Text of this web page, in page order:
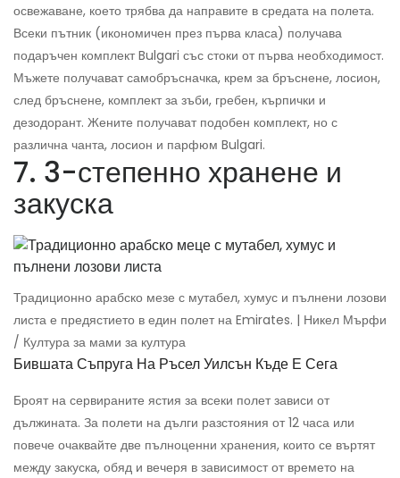
освежаване, което трябва да направите в средата на полета.
Всеки пътник (икономичен през първа класа) получава
подаръчен комплект Bulgari със стоки от първа необходимост.
Мъжете получават самобръсначка, крем за бръснене, лосион,
след бръснене, комплект за зъби, гребен, кърпички и
дезодорант. Жените получават подобен комплект, но с
различна чанта, лосион и парфюм Bulgari.
7. 3-степенно хранене и
закуска
Традиционно арабско мезе с мутабел, хумус и пълнени лозови
листа е предястието в един полет на Emirates. | Никел Мърфи
/ Култура за мами за култура
Бившата Съпруга На Ръсел Уилсън Къде Е Сега
Броят на сервираните ястия за всеки полет зависи от
дължината. За полети на дълги разстояния от 12 часа или
повече очаквайте две пълноценни хранения, които се въртят
между закуска, обяд и вечеря в зависимост от времето на